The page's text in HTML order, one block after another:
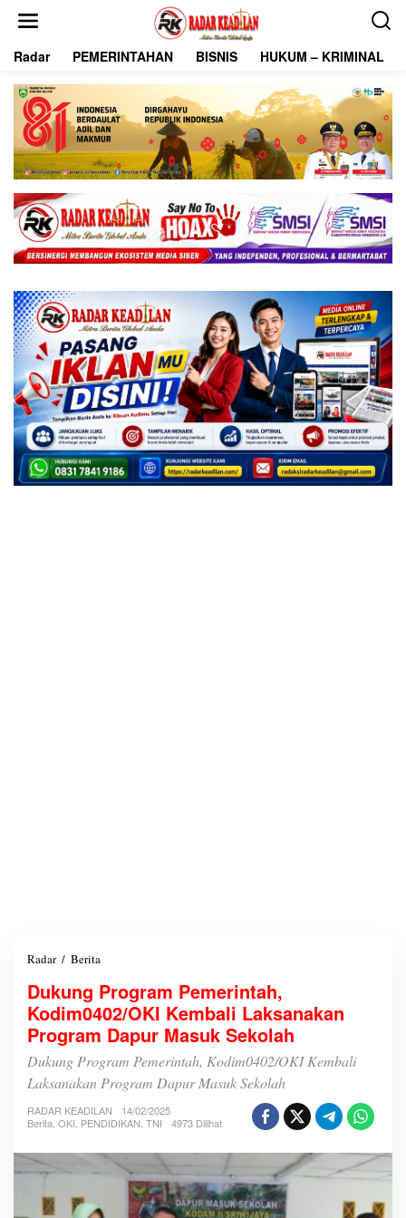
Radar PEMERINTAHAN BISNIS HUKUM – KRIMINAL
Radar / Berita
k
u
n
P
r
o
g
r
m
Dukung Program Pemerintah,
Kodim0402/OKI Kembali Laksanakan
Program Dapur Masuk Sekolah
Dukung Program Pemerintah, Kodim0402/OKI Kembali
Laksanakan Program Dapur Masuk Sekolah
RADAR KEADILAN
14/02/2025
Berita, OKI, PENDIDIKAN, TNI 4973 Dilihat